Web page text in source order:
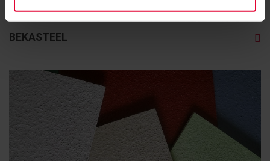
BEKASTEEL